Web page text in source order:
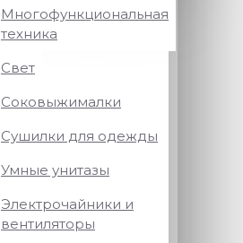
Многофункциональная
техника
Свет
Соковыжималки
Сушилки для одежды
Умные унитазы
Электрочайники и
вентиляторы